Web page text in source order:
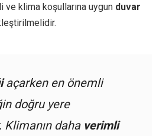
klima koşullarına uygun duvar
açarken en önemli
doğru yere
Klimanın daha verimli